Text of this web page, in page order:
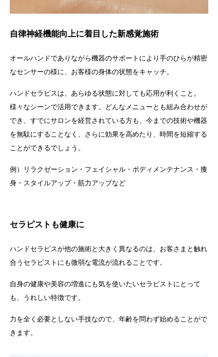
自律神経機能向上に着目した新感覚施術
オールハンドでありながら機器のサポートにより手のひらが精密
なセンサーの様に、お客様の身体の状態をキャッチ。
ハンドセラピスは、あらゆる状態に対しても応用が利くこと。
様々なシーンで活用できます。
どんなメニューとも組み合わせが
でき、すでにサロンを経営されている方も、今までの技術や機器
を無駄にすることなく、さらに効果を高めたり、時間を短縮する
ことができるでしょう。
例）リラクゼーション・フェイシャル・ボディメンテナンス・痩
身・スタイルアップ・筋力アップなど
セラピストも健康に
ハンドセラピスが他の施術と大きく異なるのは、お客さまと触れ
合うセラピストにも微弱な電流が流れることです。
自身の健康や美容の増進にも気を使いたいセラピストにとって
も、うれしい特徴です。
力を全く必要としない手技なので、年齢を問わず始めることがで
きます。